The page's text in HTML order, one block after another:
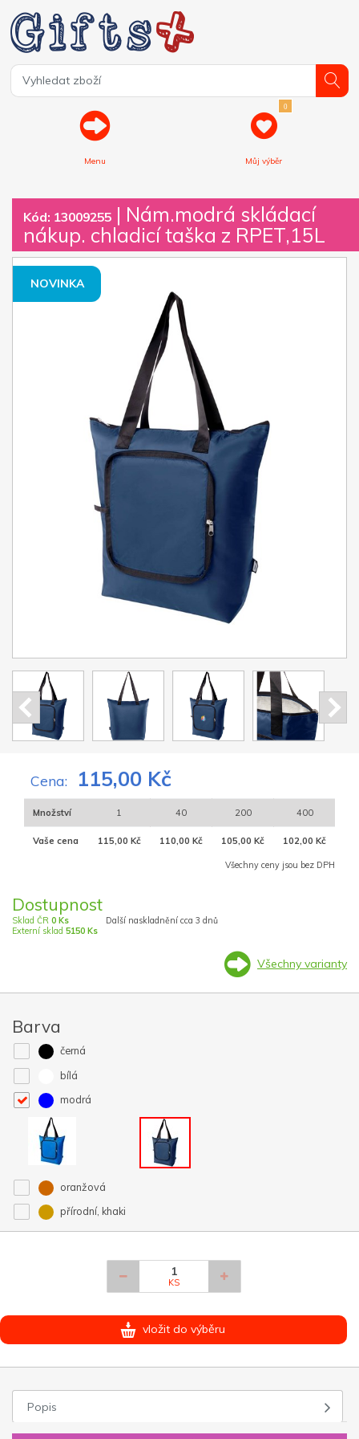
Menu
0
Můj výběr
Kód: 13009255 | Nám.modrá skládací
nákup. chladicí taška z RPET,15L
NOVINKA
Cena: 115,00 Kč
Množství 1 40 200 400
Vaše cena 115,00 Kč 110,00 Kč 105,00 Kč 102,00 Kč
Všechny ceny jsou bez DPH
Dostupnost
Sklad ČR 0 Ks
Externí sklad 5150 Ks
Další naskladnění cca 3 dnů
Všechny varianty
Barva
černá
bílá
modrá
oranžová
přírodní, khaki
KS
vložit do výběru
Popis